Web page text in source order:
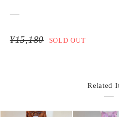
¥15,180 SOLD OUT
Related